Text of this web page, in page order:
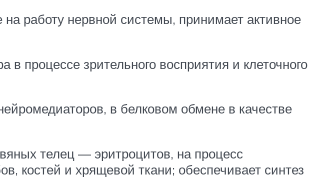
работу нервной системы, принимает активное
в процессе зрительного восприятия и клеточного
в белковом обмене в качестве
телец — эритроцитов, на процесс
костей и хрящевой ткани; обеспечивает синтез